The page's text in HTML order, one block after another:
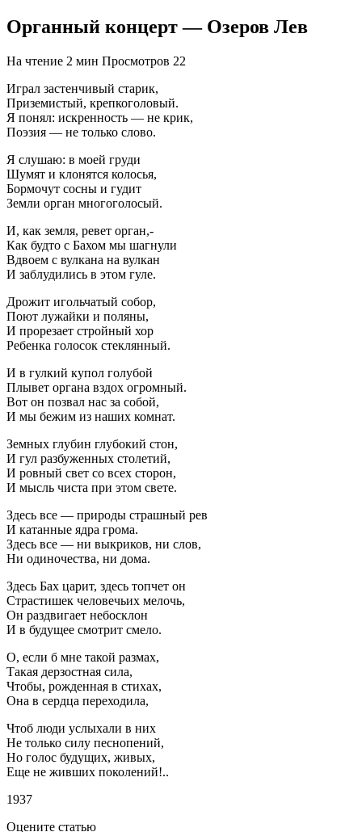
Органный концерт — Озеров Лев
На чтение 2 мин Просмотров 22
Играл застенчивый старик,
Приземистый, крепкоголовый.
Я понял: искренность — не крик,
Поэзия — не только слово.
Я слушаю: в моей груди
Шумят и клонятся колосья,
Бормочут сосны и гудит
Земли орган многоголосый.
И, как земля, ревет орган,-
Как будто с Бахом мы шагнули
Вдвоем с вулкана на вулкан
И заблудились в этом гуле.
Дрожит игольчатый собор,
Поют лужайки и поляны,
И прорезает стройный хор
Ребенка голосок стеклянный.
И в гулкий купол голубой
Плывет органа вздох огромный.
Вот он позвал нас за собой,
И мы бежим из наших комнат.
Земных глубин глубокий стон,
И гул разбуженных столетий,
И ровный свет со всех сторон,
И мысль чиста при этом свете.
Здесь все — природы страшный рев
И катанные ядра грома.
Здесь все — ни выкриков, ни слов,
Ни одиночества, ни дома.
Здесь Бах царит, здесь топчет он
Страстишек человечьих мелочь,
Он раздвигает небосклон
И в будущее смотрит смело.
О, если б мне такой размах,
Такая дерзостная сила,
Чтобы, рожденная в стихах,
Она в сердца переходила,
Чтоб люди услыхали в них
Не только силу песнопений,
Но голос будущих, живых,
Еще не живших поколений!..
1937
Оцените статью